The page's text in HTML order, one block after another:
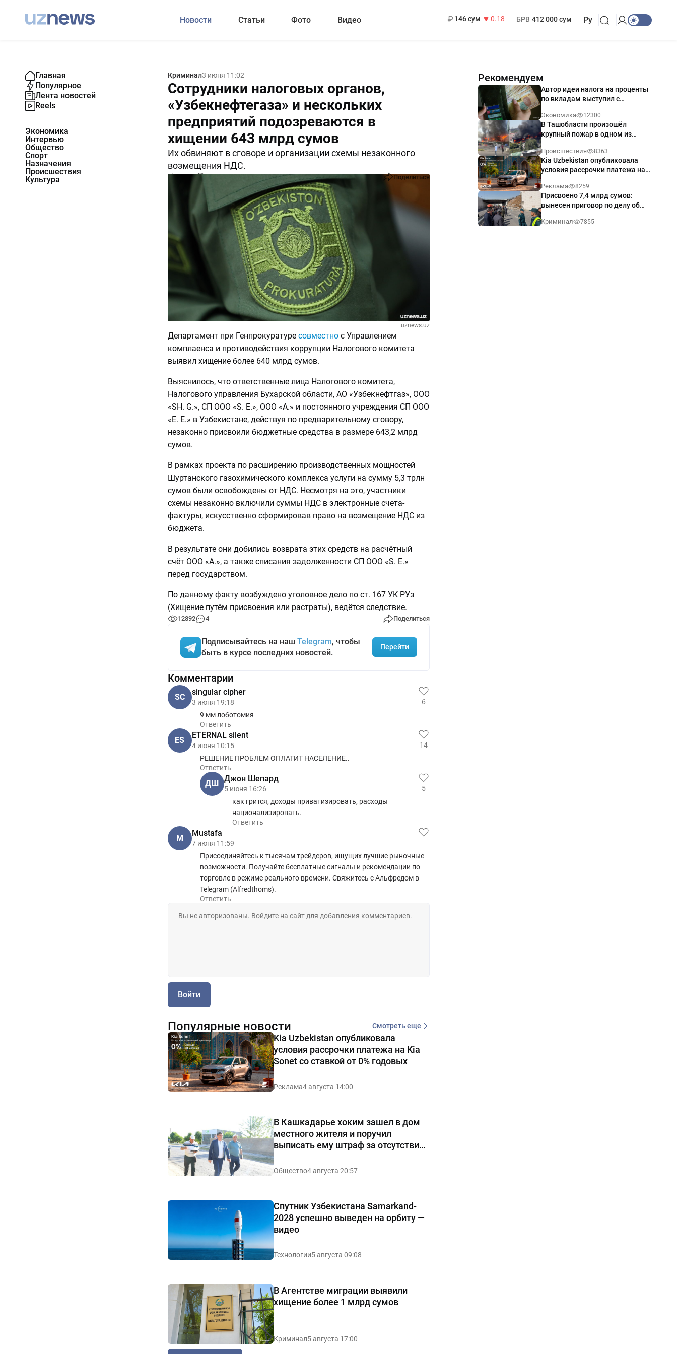
Новости Статьи Фото Видео
146 сум
-0.18
БРВ 412 000 сум Ру
Главная
Популярное
Лента новостей
Reels
Экономика
Интервью
Общество
Спорт
Назначения
Происшествия
Культура
Криминал3 июня 11:02
Сотрудники налоговых органов,
«Узбекнефтегаза» и нескольких
предприятий подозреваются в
хищении 643 млрд сумов
Их обвиняют в сговоре и организации схемы незаконного
возмещения НДС.
Поделиться
uznews.uz
Департамент при Генпрокуратуре совместнос Управлением
комплаенса и противодействия коррупции Налогового комитета
выявил хищение более 640 млрд сумов.
Выяснилось, что ответственные лица Налогового комитета,
Налогового управления Бухарской области, АО «Узбекнефтгаз», ООО
«SH. G.», СП ООО «S. E.», ООО «A.» и постоянного учреждения СП ООО
«E. E.» в Узбекистане, действуя по предварительному сговору,
незаконно присвоили бюджетные средства в размере 643,2 млрд
сумов.
В рамках проекта по расширению производственных мощностей
Шуртанского газохимического комплекса услуги на сумму 5,3 трлн
сумов были освобождены от НДС. Несмотря на это, участники
схемы незаконно включили суммы НДС в электронные счета-
фактуры, искусственно сформировав право на возмещение НДС из
бюджета.
В результате они добились возврата этих средств на расчётный
счёт ООО «A.», а также списания задолженности СП ООО «S. E.»
перед государством.
По данному факту возбуждено уголовное дело по ст. 167 УК РУз
(Хищение путём присвоения или растраты), ведётся следствие.
12892 4 Поделиться
Подписывайтесь на наш Telegram, чтобы
быть в курсе последних новостей.
Перейти
Комментарии
SC singular cipher
3 июня 19:18
6
9 мм лоботомия
Ответить
ES ETERNAL silent
4 июня 10:15
14
РЕШЕНИЕ ПРОБЛЕМ ОПЛАТИТ НАСЕЛЕНИЕ..
Ответить
ДШ Джон Шепард
5 июня 16:26
5
как грится, доходы приватизировать, расходы
национализировать.
Ответить
M Mustafa
7 июня 11:59
Присоединяйтесь к тысячам трейдеров, ищущих лучшие рыночные
возможности. Получайте бесплатные сигналы и рекомендации по
торговле в режиме реального времени. Свяжитесь с Альфредом в
Telegram (Alfredthoms).
Ответить
Войти
Рекомендуем
Автор идеи налога на проценты
по вкладам выступил с
Экономика 12300
В Ташобласти произошёл
крупный пожар в одном из
Происшествия 8363
Kia Uzbekistan опубликовала
условия рассрочки платежа на
годовых
Реклама 8259
Присвоено 7,4 млрд сумов:
вынесен приговор по делу об
Ташкенте
Криминал 7855
Популярные новости Смотреть еще
Kia Uzbekistan опубликовала
условия рассрочки платежа на Kia
Sonet со ставкой от 0% годовых
Реклама4 августа 14:00
В Кашкадарье хоким зашел в дом
местного жителя и поручил
выписать ему штраф за отсутствие
чистоты — видео
Общество4 августа 20:57
Спутник Узбекистана Samarkand-
2028 успешно выведен на орбиту —
видео
Технологии5 августа 09:08
В Агентстве миграции выявили
хищение более 1 млрд сумов
Криминал5 августа 17:00